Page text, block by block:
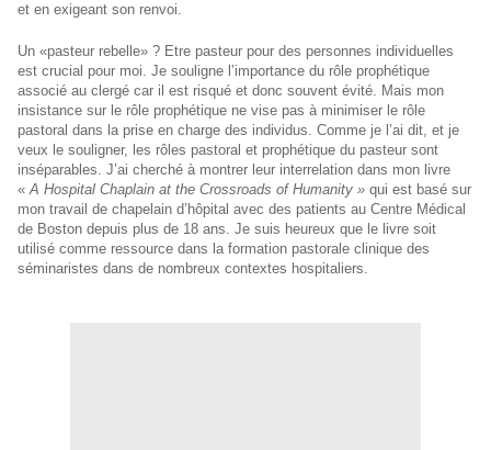
et en exigeant son renvoi.
Un «pasteur rebelle» ? Etre pasteur pour des personnes individuelles
est crucial pour moi. Je souligne l’importance du rôle prophétique
associé au clergé car il est risqué et donc souvent évité. Mais mon
insistance sur le rôle prophétique ne vise pas à minimiser le rôle
pastoral dans la prise en charge des individus. Comme je l’ai dit, et je
veux le souligner, les rôles pastoral et prophétique du pasteur sont
inséparables. J’ai cherché à montrer leur interrelation dans mon livre
«A Hospital Chaplain at the Crossroads of Humanity » qui est basé sur
mon travail de chapelain d’hôpital avec des patients au Centre Médical
de Boston depuis plus de 18 ans. Je suis heureux que le livre soit
utilisé comme ressource dans la formation pastorale clinique des
séminaristes dans de nombreux contextes hospitaliers.